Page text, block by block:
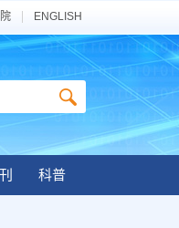
ENGLISH
科普